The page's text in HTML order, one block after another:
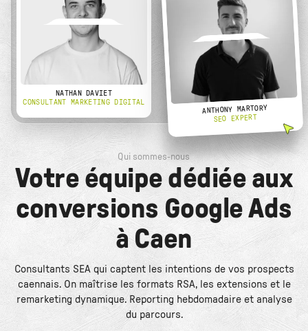
NATHAN DAVIET
CONSULTANT MARKETING DIGITAL
ANTHONY MARTORY
SEO EXPERT
Qui sommes-nous
Votre équipe dédiée aux
conversions Google Ads
à Caen
Consultants SEA qui captent les intentions de vos prospects
caennais. On maîtrise les formats RSA, les extensions et le
remarketing dynamique. Reporting hebdomadaire et analyse
du parcours.